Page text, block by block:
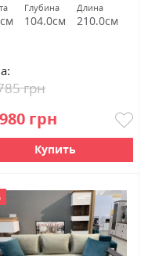
Глубина
104.0см
Длина
210.0см
грн
грн
Купить